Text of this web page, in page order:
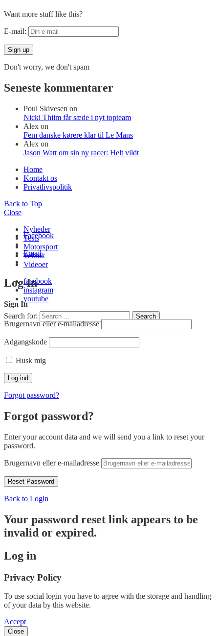
Want more stuff like this?
E-mail:
Don't worry, we don't spam
Seneste kommentarer
Poul Skivesen on
Nicki Thiim får sæde i nyt topteam
Alex on
Fem danske kørere klar til Le Mans
Alex on
Jason Watt om sin ny racer: Helt vildt
Home
Kontakt os
Privatlivspolitik
Back to Top
Close
Nyheder
Tests
Motorsport
Teknik
Videoer
facebook
instagram
youtube
Search for: Search
Facebook
Email
Log In
Sign In
Brugernavn eller e-mailadresse
Adgangskode
Husk mig
Forgot password?
Forgot password?
Enter your account data and we will send you a link to reset your
password.
Brugernavn eller e-mailadresse
Back to Login
Your password reset link appears to be
invalid or expired.
Log in
Privacy Policy
To use social login you have to agree with the storage and handling
of your data by this website.
Accept
Close